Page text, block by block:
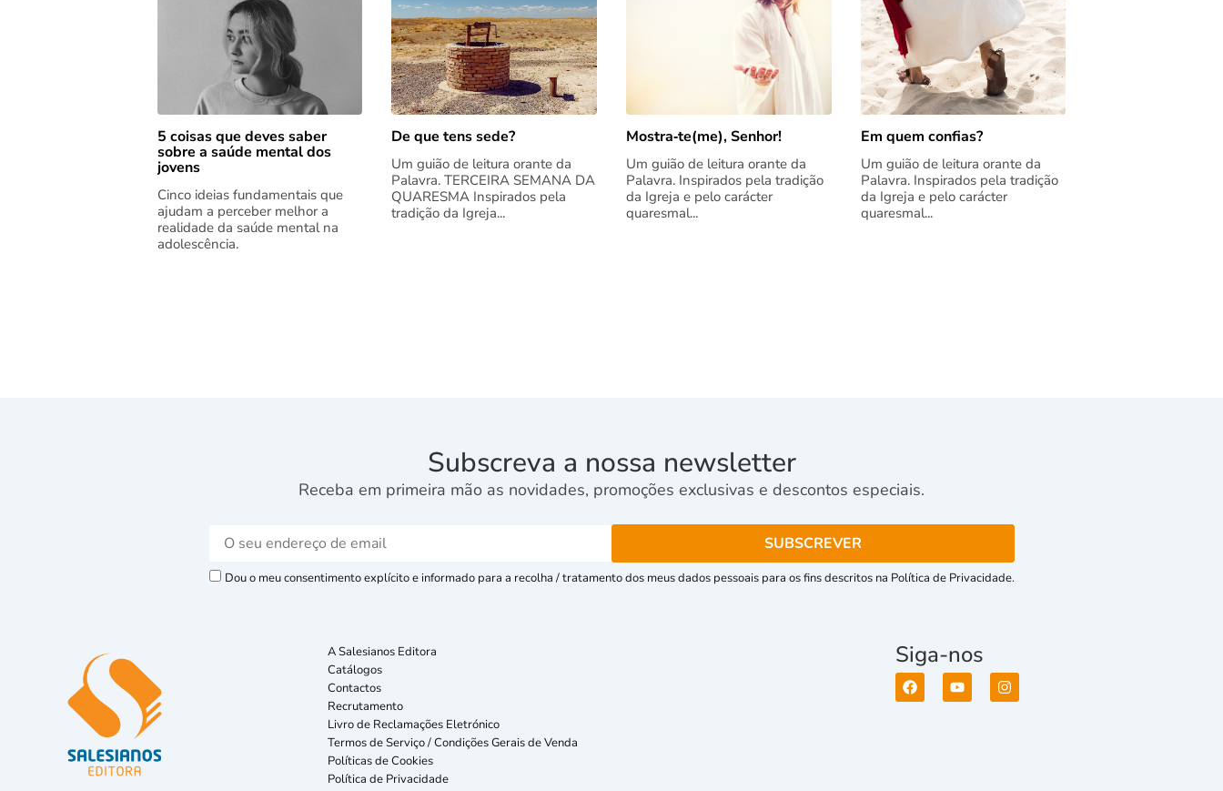
5 coisas que deves saber
sobre a saúde mental dos
jovens
Cinco ideias fundamentais que
ajudam a perceber melhor a
realidade da saúde mental na
adolescência.
De que tens sede?
Um guião de leitura orante da
Palavra. TERCEIRA SEMANA DA
QUARESMA Inspirados pela
tradição da Igreja...
Mostra‑te(me), Senhor!
Um guião de leitura orante da
Palavra. Inspirados pela tradição
da Igreja e pelo carácter
quaresmal...
Em quem confias?
Um guião de leitura orante da
Palavra. Inspirados pela tradição
da Igreja e pelo carácter
quaresmal...
Subscreva a nossa newsletter
Receba em primeira mão as novidades, promoções exclusivas e descontos especiais.
Dou o meu consentimento explícito e informado para a recolha / tratamento dos meus dados pessoais para os fins descritos na Política de Privacidade.
A Salesianos Editora
Catálogos
Contactos
Recrutamento
Livro de Reclamações Eletrónico
Termos de Serviço / Condições Gerais de Venda
Políticas de Cookies
Política de Privacidade
Siga-nos